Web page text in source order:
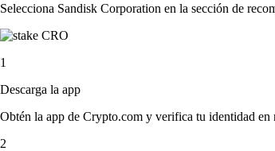
Selecciona Sandisk Corporation en la sección de
1
Descarga la app
Obtén la app de Crypto.com y verifica tu identidad en
2